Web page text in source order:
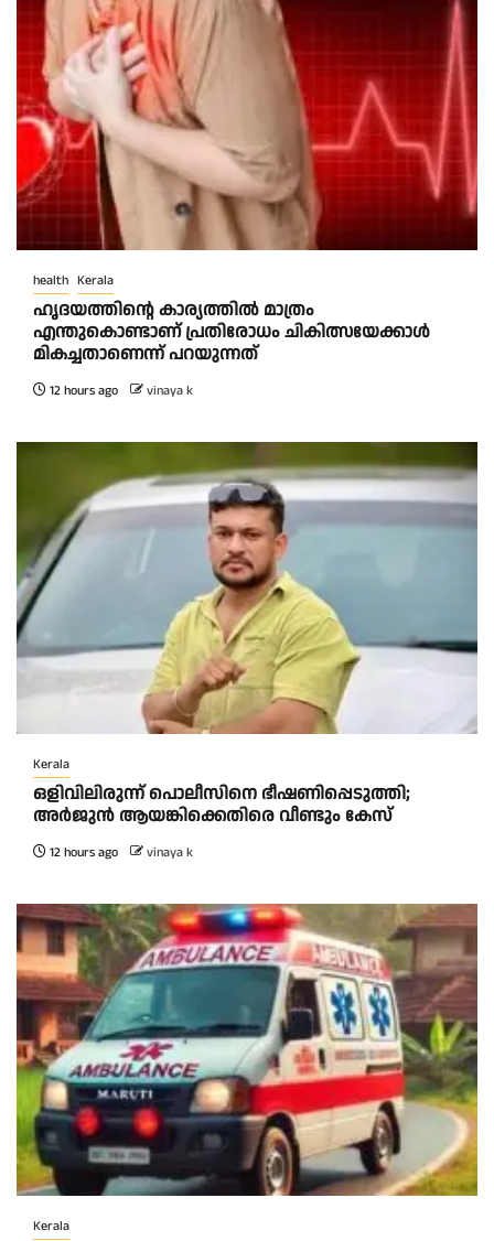
health Kerala
ഹൃദയത്തിന്റെ കാര്യത്തിൽ മാത്രം
എന്തുകൊണ്ടാണ് പ്രതിരോധം ചികിത്സയേക്കാൾ
മികച്ചതാണെന്ന് പറയുന്നത്
12 hours ago vinaya k
Kerala
ഒളിവിലിരുന്ന് പൊലീസിനെ ഭീഷണിപ്പെടുത്തി;
അർജുൻ ആയങ്കിക്കെതിരെ വീണ്ടും കേസ്
12 hours ago vinaya k
Kerala